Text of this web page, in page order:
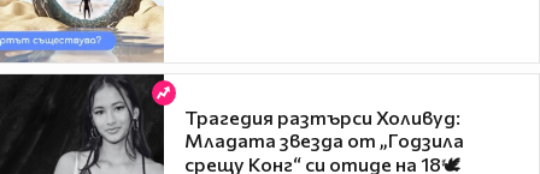
Трагедия разтърси Холивуд:
Младата звезда от „Годзила
срещу Конг“ си отиде на 18🕊️